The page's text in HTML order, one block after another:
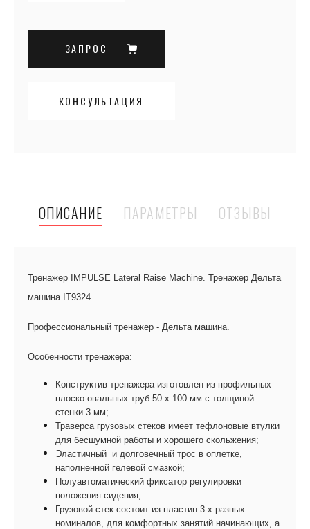
ЗАПРОС
КОНСУЛЬТАЦИЯ
ОПИСАНИЕ ПАРАМЕТРЫ ОТЗЫВЫ
Тренажер IMPULSE Lateral Raise Machine. Тренажер Дельта
машина IT9324
Профессиональный тренажер - Дельта машина.
Особенности тренажера:
Конструктив тренажера изготовлен из профильных
плоско-овальных труб 50 х 100 мм с толщиной
стенки 3 мм;
Траверса грузовых стеков имеет тефлоновые втулки
для бесшумной работы и хорошего скольжения;
Эластичный и долговечный трос в оплетке,
наполненной гелевой смазкой;
Полуавтоматический фиксатор регулировки
положения сидения;
Грузовой стек состоит из пластин 3-х разных
номиналов, для комфортных занятий начинающих, а